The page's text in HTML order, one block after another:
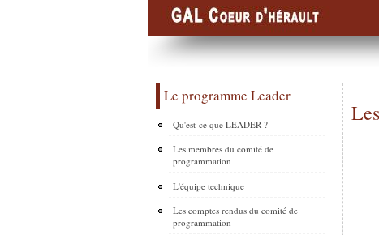
Le programme Leader
Qu'est-ce que LEADER ?
Les membres du comité de
programmation
L'équipe technique
Les comptes rendus du comité de
programmation